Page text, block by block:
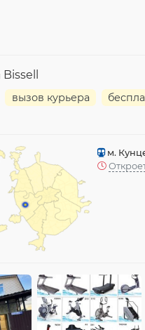
вызов курьера
м.